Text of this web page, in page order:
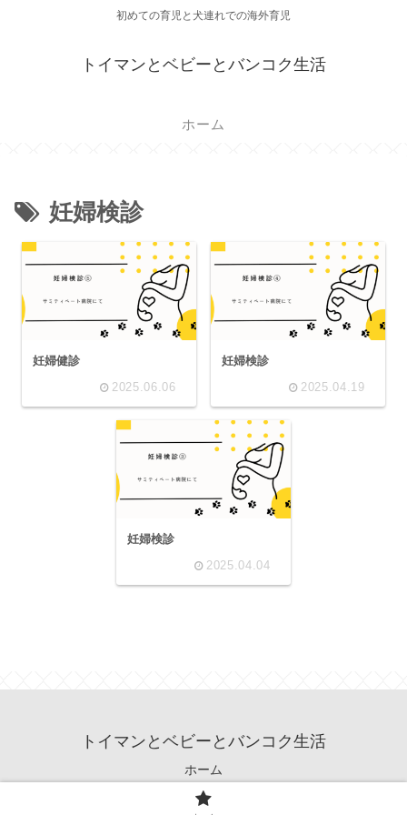
初めての育児と犬連れでの海外育児
トイマンとベビーとバンコク生活
ホーム
妊婦検診
妊婦健診
2025.06.06
妊婦検診
2025.04.19
妊婦検診
2025.04.04
トイマンとベビーとバンコク生活
ホーム
© 2024 トイマンとベビーとバンコク生活.